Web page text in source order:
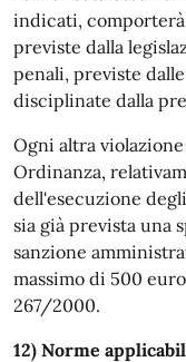
indicati,
previste dalla
penali, previste
disciplinate dalla
Ogni altra
Ordinanza,
dell'esecuzione
sia già prevista una
sanzione
massimo di 500
267/2000.
12) Norme